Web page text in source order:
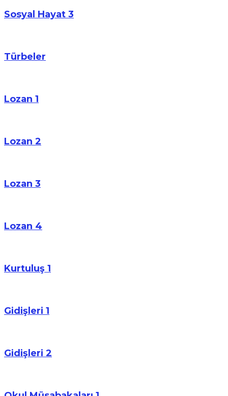
Sosyal Hayat 3
Türbeler
Lozan 1
Lozan 2
Lozan 3
Lozan 4
Kurtuluş 1
Gidişleri 1
Gidişleri 2